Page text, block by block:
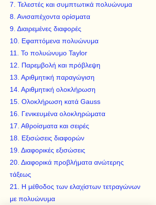
7. Τελεστές και συμπτωτικά πολυώνυμα
8. Ανισαπέχοντα ορίσματα
9. Διαιρεμένες διαφορές
10. Εφαπτόμενα πολυώνυμα
11. Το πολυώνυμο Taylor
12. Παρεμβολή και πρόβλεψη
13. Αριθμητική παραγώγιση
14. Αριθμητική ολοκλήρωση
15. Ολοκλήρωση κατά Gauss
16. Γενικευμένα ολοκληρώματα
17. Αθροίσματα και σειρές
18. Εξισώσεις διαφορών
19. Διαφορικές εξισώσεις
20. Διαφορικά προβλήματα ανώτερης
τάξεως
21. Η μέθοδος των ελαχίστων τετραγώνων
με πολυώνυμα